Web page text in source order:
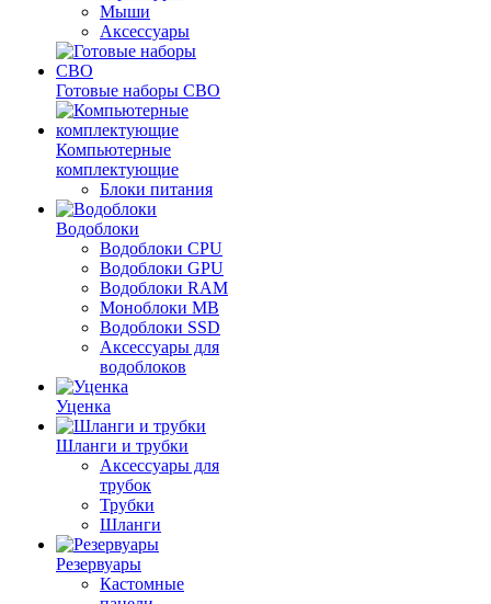
Мыши
Аксессуары
Готовые наборы СВО
Компьютерные
комплектующие
Блоки питания
Водоблоки
Водоблоки CPU
Водоблоки GPU
Водоблоки RAM
Моноблоки MB
Водоблоки SSD
Аксессуары для
водоблоков
Уценка
Шланги и трубки
Аксессуары для
трубок
Трубки
Шланги
Резервуары
Кастомные